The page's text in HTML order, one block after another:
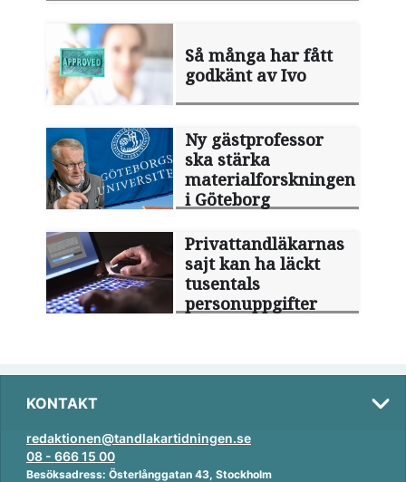
Så många har fått
godkänt av Ivo
Ny gästprofessor
ska stärka
materialforskningen
i Göteborg
Privattandläkarnas
sajt kan ha läckt
tusentals
personuppgifter
KONTAKT
redaktionen@tandlakartidningen.se
08 - 666 15 00
Besöksadress: Österlånggatan 43, Stockholm